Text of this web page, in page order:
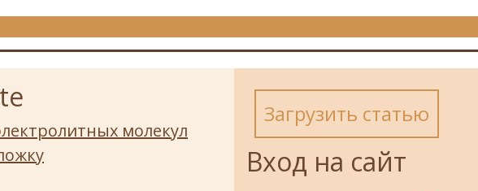
молекул
Загрузить статью
Вход на сайт